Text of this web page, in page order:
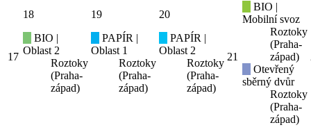
17
18
BIO |
Oblast 2
Roztoky
(Praha-
západ)
19
PAPÍR |
Oblast 1
Roztoky
(Praha-
západ)
20
PAPÍR |
Oblast 2
Roztoky
(Praha-
západ)
21
BIO |
Mobilní svoz
Roztoky
(Praha-
západ)
Otevřený
sběrný dvůr
Roztoky
(Praha-
západ)